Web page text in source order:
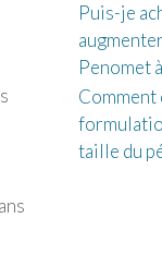
Puis-je
Penomet
Comment
taille du